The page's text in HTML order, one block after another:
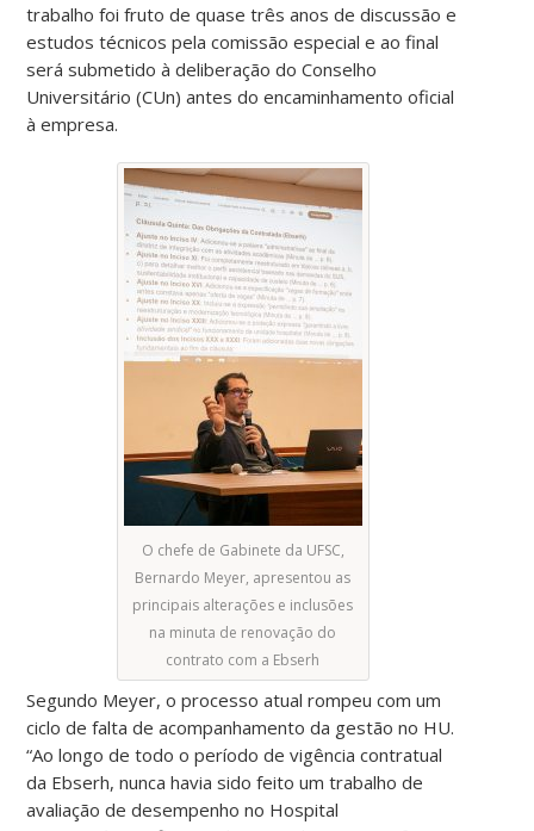
trabalho foi fruto de quase três anos de discussão e
estudos técnicos pela comissão especial e ao final
será submetido à deliberação do Conselho
Universitário (CUn) antes do encaminhamento oficial
à empresa.
O chefe de Gabinete da UFSC,
Bernardo Meyer, apresentou as
principais alterações e inclusões
na minuta de renovação do
contrato com a Ebserh
Segundo Meyer, o processo atual rompeu com um
ciclo de falta de acompanhamento da gestão no HU.
“Ao longo de todo o período de vigência contratual
da Ebserh, nunca havia sido feito um trabalho de
avaliação de desempenho no Hospital